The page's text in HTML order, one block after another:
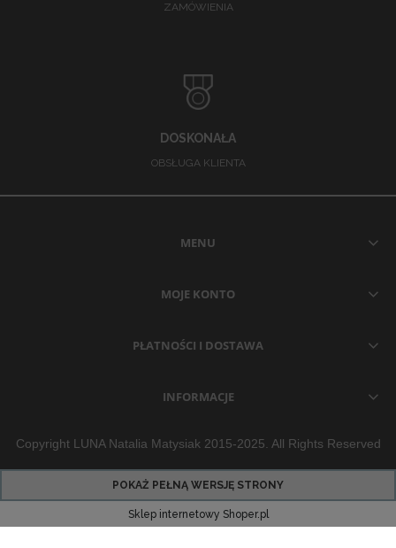
ZAMÓWIENIA
DOSKONAŁA
OBSŁUGA KLIENTA
MENU
MOJE KONTO
PŁATNOŚCI I DOSTAWA
INFORMACJE
Copyright LUNA Natalia Matysiak 2015-2025. All Rights Reserved
POKAŻ PEŁNĄ WERSJĘ STRONY
Sklep internetowy Shoper.pl